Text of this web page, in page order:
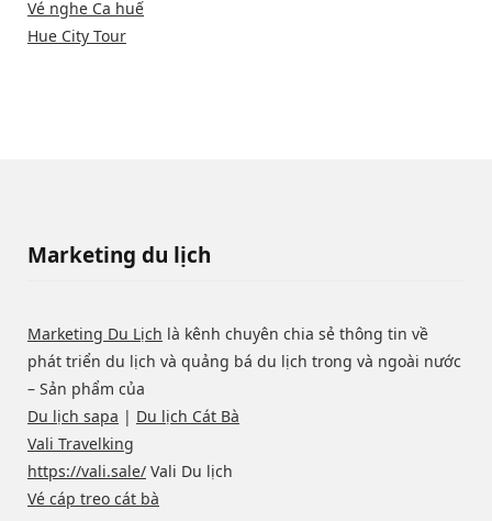
Vé nghe Ca huế
Hue City Tour
Marketing du lịch
Marketing Du Lịch là kênh chuyên chia sẻ thông tin về
phát triển du lịch và quảng bá du lịch trong và ngoài nước
– Sản phẩm của
Du lịch sapa | Du lịch Cát Bà
Vali Travelking
https://vali.sale/ Vali Du lịch
Vé cáp treo cát bà